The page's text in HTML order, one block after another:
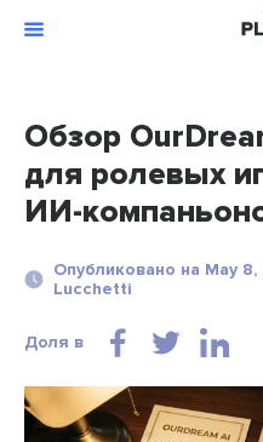
Обзор
для ролевых
ИИ-
Опубликовано на May
Lucchetti
Доля в